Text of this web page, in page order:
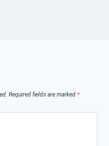
Required fields are marked *